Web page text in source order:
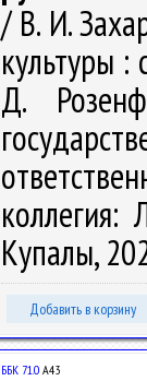
/ В. И.
культуры
Д.
Купалы,
Добавить в корзину
ББК 71.0 А43